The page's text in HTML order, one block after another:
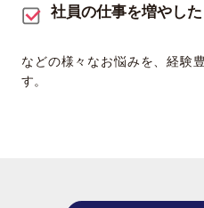
社員の仕事を増やし
などの様々なお悩みを、経験
す。